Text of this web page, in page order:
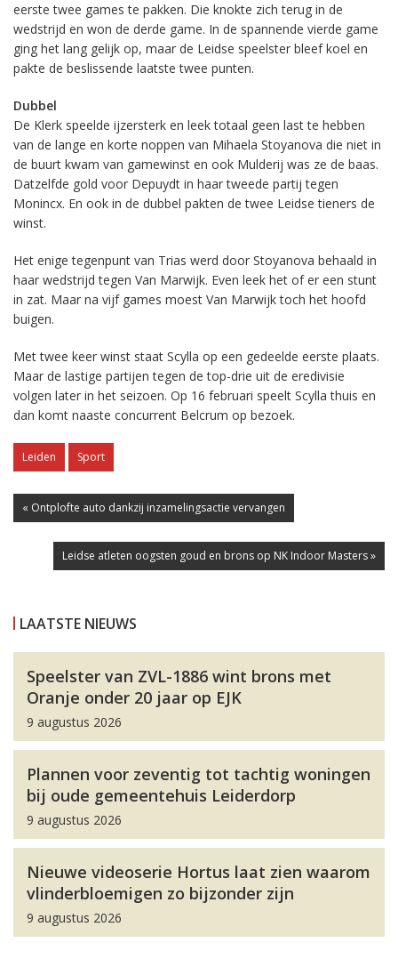
eerste twee games te pakken. Die knokte zich terug in de
wedstrijd en won de derde game. In de spannende vierde game
ging het lang gelijk op, maar de Leidse speelster bleef koel en
pakte de beslissende laatste twee punten.
Dubbel
De Klerk speelde ijzersterk en leek totaal geen last te hebben
van de lange en korte noppen van Mihaela Stoyanova die niet in
de buurt kwam van gamewinst en ook Mulderij was ze de baas.
Datzelfde gold voor Depuydt in haar tweede partij tegen
Monincx. En ook in de dubbel pakten de twee Leidse tieners de
winst.
Het enige tegenpunt van Trias werd door Stoyanova behaald in
haar wedstrijd tegen Van Marwijk. Even leek het of er een stunt
in zat. Maar na vijf games moest Van Marwijk toch het hoofd
buigen.
Met twee keer winst staat Scylla op een gedeelde eerste plaats.
Maar de lastige partijen tegen de top-drie uit de eredivisie
volgen later in het seizoen. Op 16 februari speelt Scylla thuis en
dan komt naaste concurrent Belcrum op bezoek.
Leiden Sport
« Ontplofte auto dankzij inzamelingsactie vervangen
Leidse atleten oogsten goud en brons op NK Indoor Masters »
LAATSTE NIEUWS
Speelster van ZVL-1886 wint brons met
Oranje onder 20 jaar op EJK
9 augustus 2026
Plannen voor zeventig tot tachtig woningen
bij oude gemeentehuis Leiderdorp
9 augustus 2026
Nieuwe videoserie Hortus laat zien waarom
vlinderbloemigen zo bijzonder zijn
9 augustus 2026